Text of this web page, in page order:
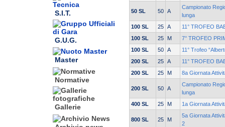
S.I.T.
G.U.G.
Master
Normative
Gallerie
50 SL 50 A
Campionato
lunga
100 SL
25 A
11° TROFEO
100 SL
25 M
7° TROFEO
100 SL
50 A
11° Trofeo
200 SL
25 A
11° TROFEO
200 SL
25 M 8a Giornata
200 SL 50 A
Campionato
lunga
400 SL
25 M 1a Giornata
800 SL 25 M
5a Giornata
2